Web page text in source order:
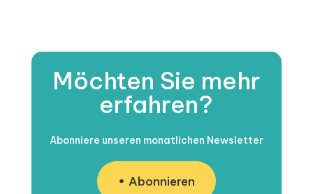
Möchten Sie mehr
erfahren?
Abonniere unseren monatlichen Newsletter
Abonnieren